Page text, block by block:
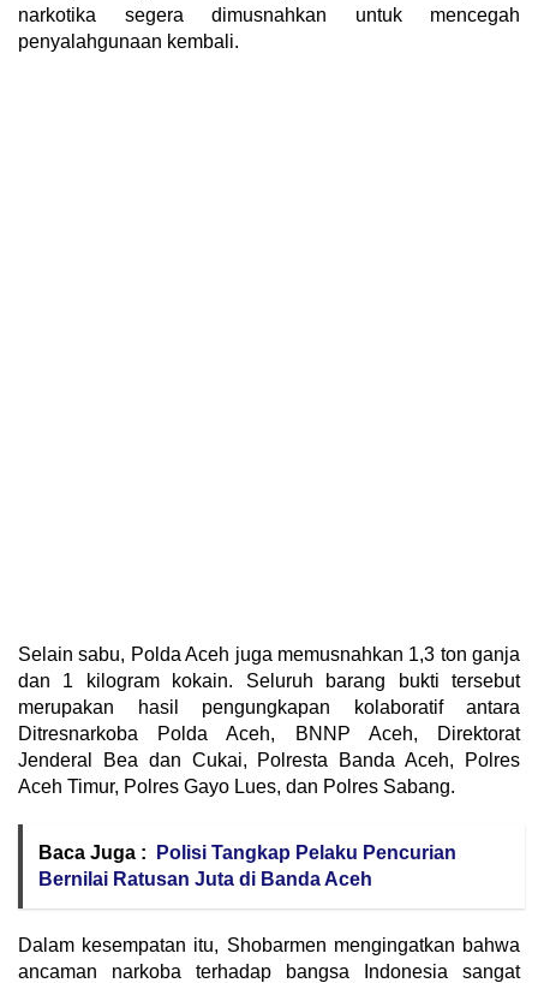
narkotika segera dimusnahkan untuk mencegah
penyalahgunaan kembali.
Selain sabu, Polda Aceh juga memusnahkan 1,3 ton ganja
dan 1 kilogram kokain. Seluruh barang bukti tersebut
merupakan hasil pengungkapan kolaboratif antara
Ditresnarkoba Polda Aceh, BNNP Aceh, Direktorat
Jenderal Bea dan Cukai, Polresta Banda Aceh, Polres
Aceh Timur, Polres Gayo Lues, dan Polres Sabang.
Baca Juga :
Polisi Tangkap Pelaku Pencurian
Bernilai Ratusan Juta di Banda Aceh
Dalam kesempatan itu, Shobarmen mengingatkan bahwa
ancaman narkoba terhadap bangsa Indonesia sangat